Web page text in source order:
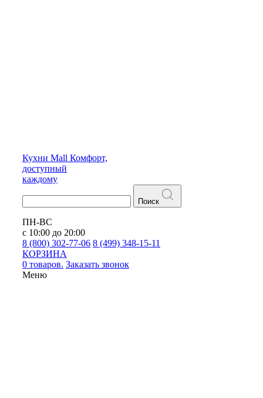
Кухни Mall Комфорт,
доступный
каждому
Поиск
ПН-ВС
с 10:00 до 20:00
8 (800) 302-77-06 8 (499) 348-15-11
КОРЗИНА
0 товаров. Заказать звонок
Меню